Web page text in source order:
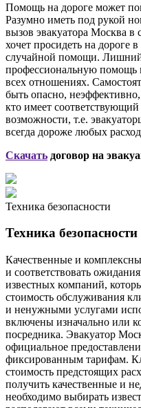
Помощь на дороге может
Разумно иметь под рукой
вызов эвакуатора Москва
хочет просидеть на дороге
случайной помощи. Лишний
профессиональную помощь
всех отношениях.
быть опасно,
кто имеет
возможности, т.е.
всегда дороже любых
Скачать договор на
Техника безопасности
Техника безопасности
Качественные и
и соответствовать
известных компаний,
стоимость обслуживания
и ненужными услугами
включены изначально или
посредника. Эвакуатор
официальное
фиксированным тарифам.
стоимость предстоящих
получить качественные и
необходимо выбирать